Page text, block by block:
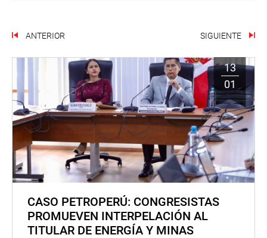
ANTERIOR SIGUIENTE
13
01
CASO PETROPERÚ: CONGRESISTAS
PROMUEVEN INTERPELACIÓN AL
TITULAR DE ENERGÍA Y MINAS